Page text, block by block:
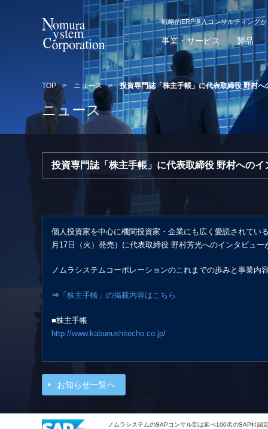
戦略的ERP導入コンサルティング
事業・サービス 製品
TOP > ニュース >投資専門誌「株主手帳」に代表取締役 野村
ニュース
投資専門誌「株主手帳」に代表取締役 野村への
個人投資家を中心に機関投資家・企業にも広く愛読されてい
月17日（火）発売）に代表取締役 野村芳光へのインタビュ
ノムラシステムコーポレーションのこれまでの歩みと事業内
⇒ 「株主手帳」の掲載内容はこちら
■株主手帳
http://www.kabunushitecho.co.jp/
お知らせ一覧へ
ノムラシステムのSAPコンサル部は延べ100名のSAP社認